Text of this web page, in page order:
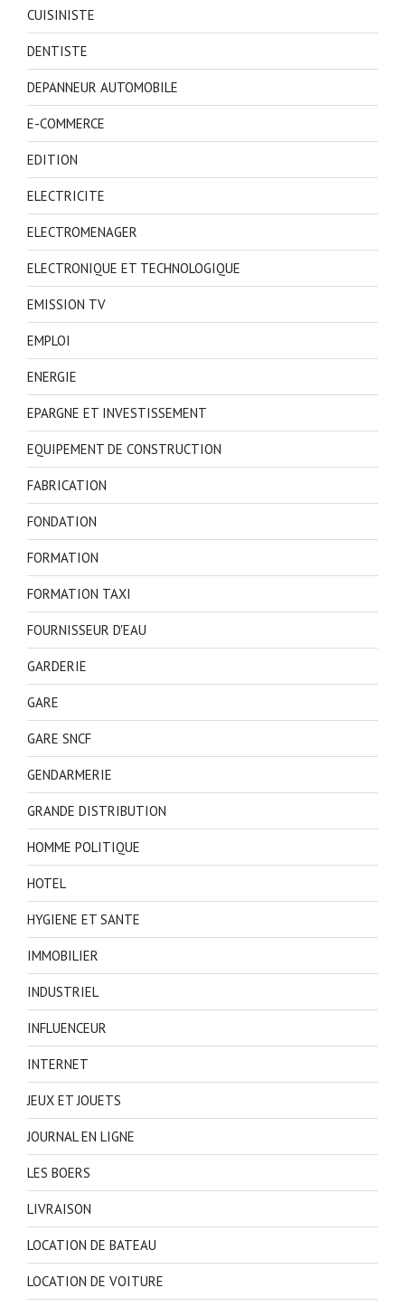
CUISINISTE
DENTISTE
DEPANNEUR AUTOMOBILE
E-COMMERCE
EDITION
ELECTRICITE
ELECTROMENAGER
ELECTRONIQUE ET TECHNOLOGIQUE
EMISSION TV
EMPLOI
ENERGIE
EPARGNE ET INVESTISSEMENT
EQUIPEMENT DE CONSTRUCTION
FABRICATION
FONDATION
FORMATION
FORMATION TAXI
FOURNISSEUR D'EAU
GARDERIE
GARE
GARE SNCF
GENDARMERIE
GRANDE DISTRIBUTION
HOMME POLITIQUE
HOTEL
HYGIENE ET SANTE
IMMOBILIER
INDUSTRIEL
INFLUENCEUR
INTERNET
JEUX ET JOUETS
JOURNAL EN LIGNE
LES BOERS
LIVRAISON
LOCATION DE BATEAU
LOCATION DE VOITURE